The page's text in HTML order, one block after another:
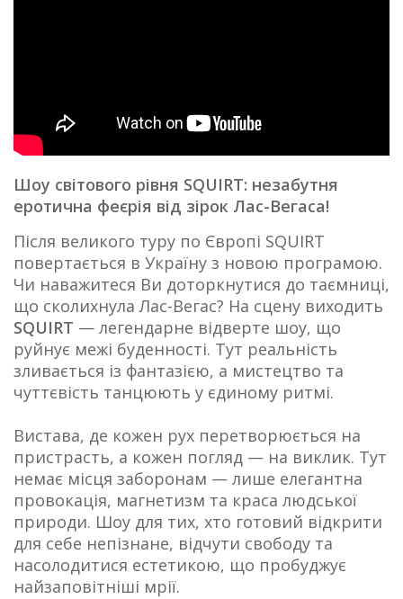
Шоу світового рівня SQUIRT: незабутня
еротична феєрія від зірок Лас-Вегаса!
Після великого туру по Європі SQUIRT
повертається в Україну з новою програмою.
Чи наважитеся Ви доторкнутися до таємниці,
що сколихнула Лас-Вегас? На сцену виходить
SQUIRT — легендарне відверте шоу, що
руйнує межі буденності. Тут реальність
зливається із фантазією, а мистецтво та
чуттєвість танцюють у єдиному ритмі.
Вистава, де кожен рух перетворюється на
пристрасть, а кожен погляд — на виклик. Тут
немає місця заборонам — лише елегантна
провокація, магнетизм та краса людської
природи. Шоу для тих, хто готовий відкрити
для себе непізнане, відчути свободу та
насолодитися естетикою, що пробуджує
найзаповітніші мрії.